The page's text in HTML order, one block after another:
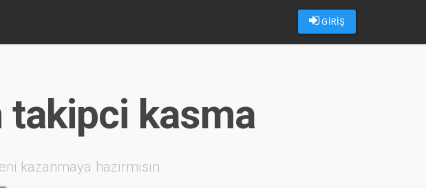
GİRİŞ
kasma
kazanmaya hazırmısın